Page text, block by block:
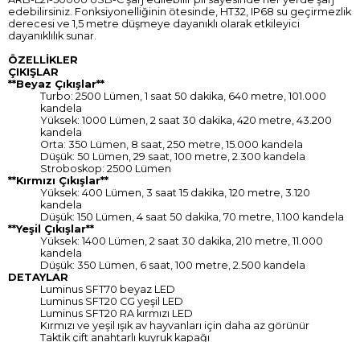
edebilirsiniz. Fonksiyonelliğinin ötesinde, HT32, IP68 su geçirmezlik
derecesi ve 1,5 metre düşmeye dayanıklı olarak etkileyici
dayanıklılık sunar.
ÖZELLİKLER
ÇIKIŞLAR
**Beyaz Çıkışlar**
Turbo: 2500 Lümen, 1 saat 50 dakika, 640 metre, 101.000
kandela
Yüksek: 1000 Lümen, 2 saat 30 dakika, 420 metre, 43.200
kandela
Orta: 350 Lümen, 8 saat, 250 metre, 15.000 kandela
Düşük: 50 Lümen, 29 saat, 100 metre, 2.300 kandela
Stroboskop: 2500 Lümen
**Kırmızı Çıkışlar**
Yüksek: 400 Lümen, 3 saat 15 dakika, 120 metre, 3.120
kandela
Düşük: 150 Lümen, 4 saat 50 dakika, 70 metre, 1.100 kandela
**Yeşil Çıkışlar**
Yüksek: 1400 Lümen, 2 saat 30 dakika, 210 metre, 11.000
kandela
Düşük: 350 Lümen, 6 saat, 100 metre, 2.500 kandela
DETAYLAR
Luminus SFT70 beyaz LED
Luminus SFT20 CG yeşil LED
Luminus SFT20 RA kırmızı LED
Kırmızı ve yeşil ışık av hayvanları için daha az görünür
Taktik çift anahtarlı kuyruk kapağı